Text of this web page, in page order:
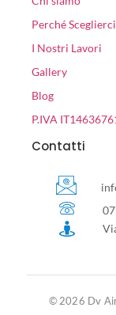
Perché Sceglierci
I Nostri Lavori
Gallery
Blog
P.IVA
Contatti
© 2026 Dv